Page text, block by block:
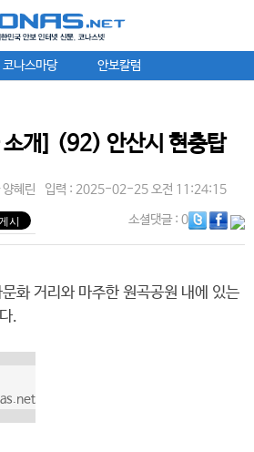
코나스마당 안보칼럼
소개] (92) 안산시 현충탑
혜린 입력 : 2025-02-25 오전 11:24:15
소셜댓글: 0
화 거리와 마주한 원곡공원 내에 있는
.